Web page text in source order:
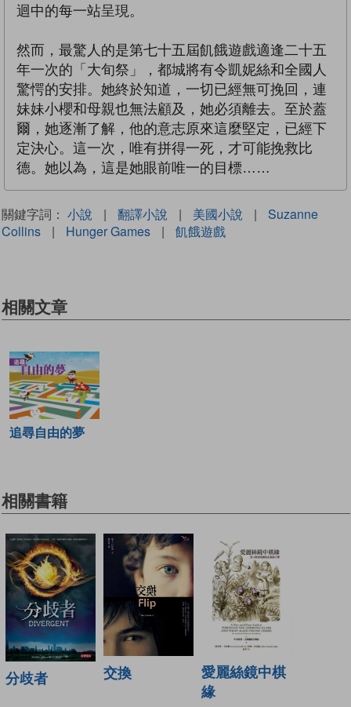
迴中的每一站呈現。
然而，最驚人的是第七十五屆飢餓遊戲適逢二十五
年一次的「大旬祭」，都城將有令凱妮絲和全國人
驚愕的安排。她終於知道，一切已經無可挽回，連
妹妹小櫻和母親也無法顧及，她必須離去。至於蓋
爾，她逐漸了解，他的意志原來這麼堅定，已經下
定決心。這一次，唯有拼得一死，才可能挽救比
德。她以為，這是她眼前唯一的目標……
關鍵字詞： 小說 | 翻譯小說 | 美國小說 |
Suzanne
Collins
| Hunger Games | 飢餓遊戲
相關文章
追尋自由的夢
相關書籍
分歧者 交換
愛麗絲鏡中棋
緣